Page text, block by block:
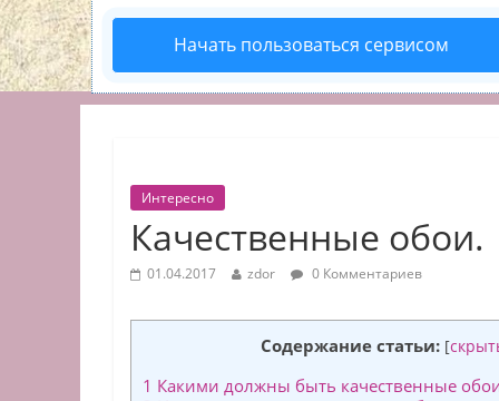
Начать пользоваться сервисом
Интересно
Качественные обои.
01.04.2017 zdor 0 Комментариев
Содержание статьи: [
1 Какими должны быть качественные